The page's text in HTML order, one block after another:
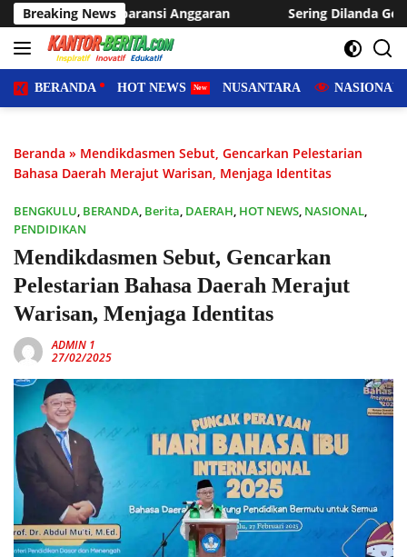
Langsung
ke
konten
Breaking NewsSering Dilanda Genangan, Desa Sukaraja
BERANDA HOT NEWS NUSANTARA NASIONAL
Beranda » Mendikdasmen Sebut, Gencarkan Pelestarian
Bahasa Daerah Merajut Warisan, Menjaga Identitas
BENGKULU, BERANDA, Berita, DAERAH, HOT NEWS, NASIONAL,
PENDIDIKAN
Mendikdasmen Sebut, Gencarkan
Pelestarian Bahasa Daerah Merajut
Warisan, Menjaga Identitas
ADMIN 1
27/02/2025